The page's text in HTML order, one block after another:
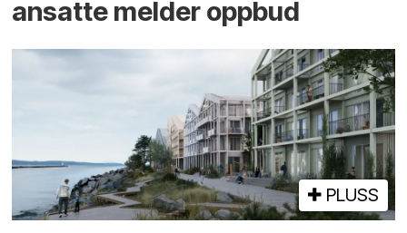
ansatte melder oppbud
PLUSS